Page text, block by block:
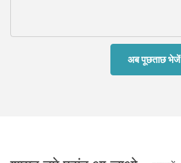
अब पूछताछ भेजें